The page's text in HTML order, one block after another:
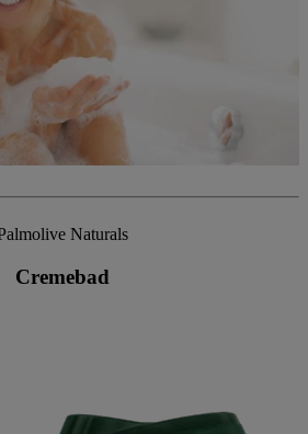
Naturals
Cremebad